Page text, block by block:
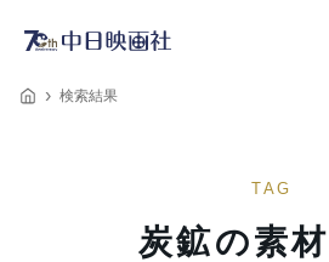
検索結果
TAG
炭鉱の素